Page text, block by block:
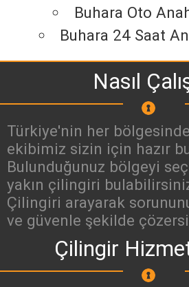
Buhara Oto
Buhara 24 Saat
Nasıl
Türkiye'nin her
ekibimiz sizin için hazır
Bulunduğunuz bölgeyi
yakın çilingiri
Çilingiri arayarak
ve güvenle şekilde
Çilingir